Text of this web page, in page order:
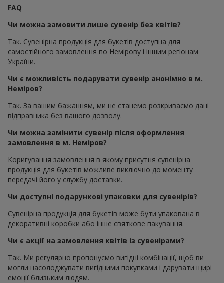
FAQ
Чи можна замовити лише сувенір без квітів?
Так. Сувенірна продукція для букетів доступна для
самостійного замовлення по Немірову і іншим регіонам
України.
Чи є можливість подарувати сувенір анонімно в м.
Неміров?
Так. За вашим бажанням, ми не станемо розкриваємо дані
відправника без вашого дозволу.
Чи можна замінити сувенір після оформлення
замовлення в м. Неміров?
Коригування замовлення в якому присутня сувенірна
продукція для букетів можливе виключно до моменту
передачі його у службу доставки.
Чи доступні подарункові упаковки для сувенірів?
Сувенірна продукція для букетів може бути упакована в
декоративні коробки або інше святкове пакування.
Чи є акції на замовлення квітів із сувенірами?
Так. Ми регулярно пропонуємо вигідні комбінації, щоб ви
могли насолоджувати вигідними покупками і дарувати щирі
емоції близьким людям.